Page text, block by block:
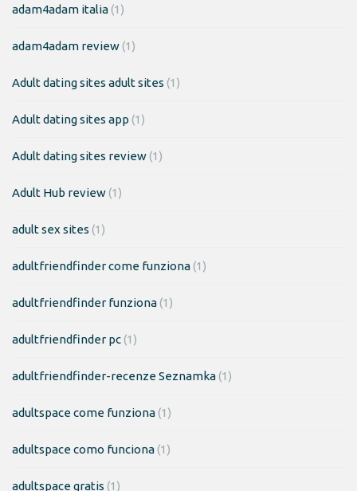
adam4adam italia(1)
adam4adam review(1)
Adult dating sites adult sites (1)
Adult dating sites app (1)
Adult dating sites review(1)
Adult Hub review(1)
adult sex sites (1)
adultfriendfinder come funziona(1)
adultfriendfinder funziona(1)
adultfriendfinder pc(1)
adultfriendfinder-recenze Seznamka(1)
adultspace come funziona(1)
adultspace como funciona(1)
adultspace gratis (1)